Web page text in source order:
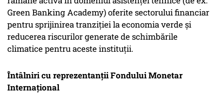
Green Banking Academy) oferite sectorului financiar
pentru sprijinirea tranziției la economia verde și
reducerea riscurilor generate de schimbările
climatice pentru aceste instituții.
Întâlniri cu reprezentanții Fondului Monetar
Internațional